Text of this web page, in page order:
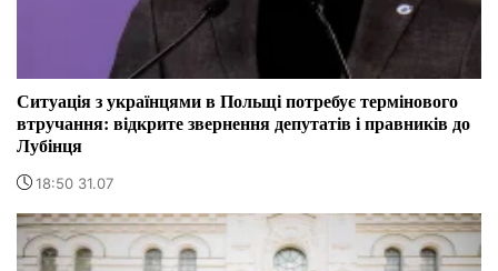
Ситуація з українцями в Польщі потребує термінового
втручання: відкрите звернення депутатів і правників до
Лубінця
18:50 31.07